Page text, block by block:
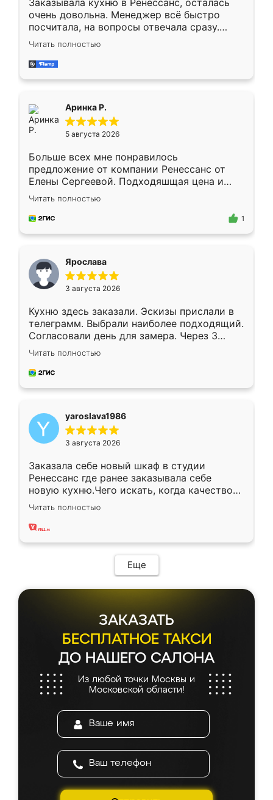
Заказывала кухню в Ренессанс, осталась
очень довольна. Менеджер всё быстро
посчитала, на вопросы отвечала сразу.
Замерщик приехал в субботу, подошёл к
делу со всей ответственностью. Собрали
за день, ребята работали аккуратно, даже
Читать полностью
Аринка Р.
5 августа 2026
Больше всех мне понравилось
предложение от компании Ренессанс от
Елены Сергеевой. Подходяшщая цена и
короткие сроки изготовления. Приехавший
для замера сотрудник Владислав
предложил по моему эскизу самый
Читать полностью
1
Ярослава
3 августа 2026
Кухню здесь заказали. Эскизы прислали в
телеграмм. Выбрали наиболее подходящий.
Согласовали день для замера. Через 3
недели кухня была уже готова. Остались
довольны работой. Спасибо Ренессанс
мебель за качественную работу!
Читать полностью
yaroslava1986
3 августа 2026
Заказала себе новый шкаф в студии
Ренессанс где ранее заказывала себе
новую кухню.Чего искать, когда качеством
вполне довольна. Служит кухня уже почти
два года, нареканий нет.
Читать полностью
Еще
ЗАКАЗАТЬ
БЕСПЛАТНОЕ ТАКСИ
ДО НАШЕГО САЛОНА
Из любой точки Москвы и
Московской области!